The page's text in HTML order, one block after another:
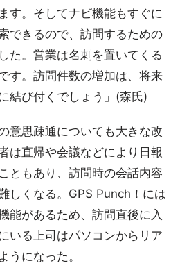
す。そしてナビ機能もすぐに
できるので、訪問するための
た。営業は名刺を置いてくる
す。訪問件数の増加は、将来
結び付くでしょう」(森氏)
意思疎通についても大きな改
は直帰や会議などにより日報
ともあり、訪問時の会話内容
しくなる。GPS Punch！には
能があるため、訪問直後に入
いる上司はパソコンからリア
うになった。